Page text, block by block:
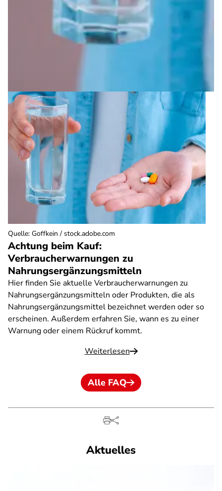
Achtung beim Kauf:
Verbraucherwarnungen zu
Nahrungsergänzungsmitteln
Hier finden Sie aktuelle Verbraucherwarnungen zu
Nahrungsergänzungsmitteln oder Produkten, die als
Nahrungsergänzungsmittel bezeichnet werden oder so
erscheinen. Außerdem erfahren Sie, wann es zu einer
Warnung oder einem Rückruf kommt.
Weiterlesen
Quelle: Goffkein / stock.adobe.com
Alle FAQ
Aktuelles